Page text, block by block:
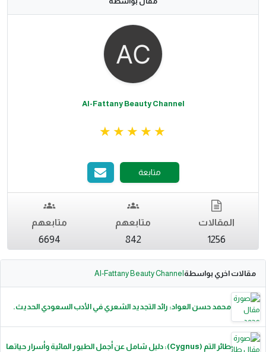
Al-Fattany Beauty Channel
متابعة
المقالات
1256
متابعهم
842
متابعهم
6694
مقالات اخري بواسطةAl-Fattany Beauty Channel
محمد حسن العواد: رائد التجديد الشعري في الأدب السعودي الحديث.
طائر التم (Cygnus): دليل شامل عن أجمل الطيور المائية وأسرار حياتها